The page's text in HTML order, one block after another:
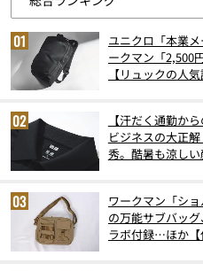
ユニクロ「本業
ークマン「2,500
【リュックの人
【汗だく通勤か
ビジネスの大正
秀。酷暑も涼し
ワークマン「シ
の万能サブバッ
ラボ付録…ほか【